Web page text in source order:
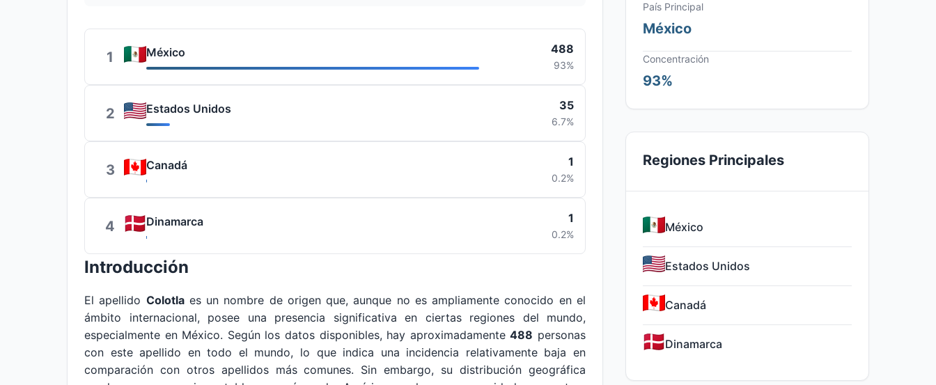
1 México 488
93%
2 Estados Unidos 35
6.7%
3 Canadá 1
0.2%
4 Dinamarca 1
0.2%
Introducción
El apellido Colotlaes un nombre de origen que, aunque no es ampliamente conocido en el
ámbito internacional, posee una presencia significativa en ciertas regiones del mundo,
especialmente en México. Según los datos disponibles, hay aproximadamente488 personas
con este apellido en todo el mundo, lo que indica una incidencia relativamente baja en
comparación con otros apellidos más comunes. Sin embargo, su distribución geográfica
País Principal
México
Concentración
93%
Regiones Principales
México
Estados Unidos
Canadá
Dinamarca